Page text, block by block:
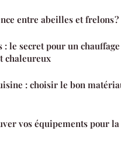
entre abeilles et frelons ?
: le secret pour un chauffage
chaleureux
: choisir le bon
vos équipements pour la